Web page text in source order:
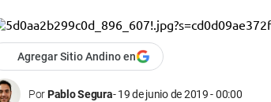
Agregar Sitio Andino en
PorPablo Segura 19 de junio de 2019 - 00:00